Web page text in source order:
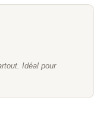
Idéal pour